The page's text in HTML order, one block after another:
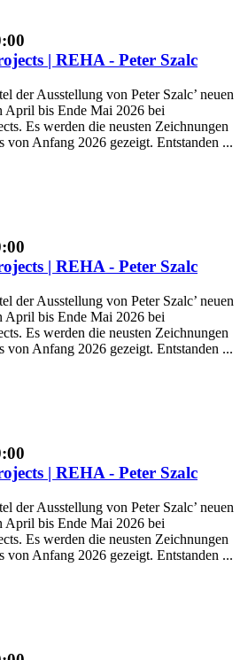
| REHA - Peter Szalc
der Ausstellung von Peter Szalc’ neuen
April bis Ende Mai 2026 bei
Es werden die neusten Zeichnungen
von Anfang 2026 gezeigt. Entstanden ...
| REHA - Peter Szalc
der Ausstellung von Peter Szalc’ neuen
April bis Ende Mai 2026 bei
Es werden die neusten Zeichnungen
von Anfang 2026 gezeigt. Entstanden ...
| REHA - Peter Szalc
der Ausstellung von Peter Szalc’ neuen
April bis Ende Mai 2026 bei
Es werden die neusten Zeichnungen
von Anfang 2026 gezeigt. Entstanden ...